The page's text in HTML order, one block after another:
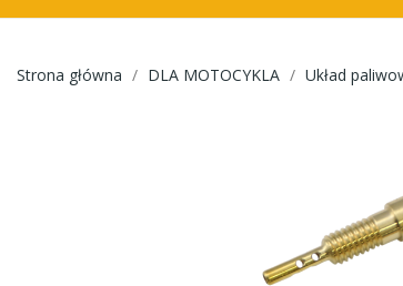
Strona główna DLA MOTOCYKLA Układ